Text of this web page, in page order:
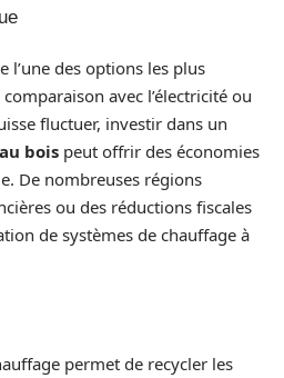
l’une des options les plus
avec l’électricité ou
fluctuer, investir dans un
bois peut offrir des économies
De nombreuses régions
ou des réductions fiscales
de systèmes de chauffage à
permet de recycler les